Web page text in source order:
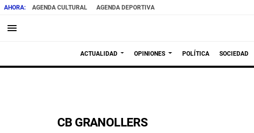
AGENDA CULTURAL AGENDA DEPORTIVA
menu
ACTUALIDAD OPINIONES POLÍTICA SOCIEDAD
CB GRANOLLERS